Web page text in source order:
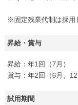
※固定残業代制は採用
昇給・賞与
昇給：年1回（7月）
賞与：年2回（6月、12
試用期間